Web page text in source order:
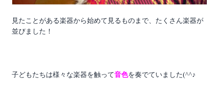
見たことがある楽器から始めて見るものまで、たくさん楽器が
並びました！
子どもたちは様々な楽器を触って音色を奏でていました(^^♪